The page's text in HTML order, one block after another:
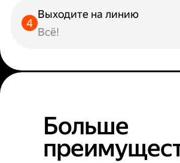
Выходите на линию
Всё!
Больше